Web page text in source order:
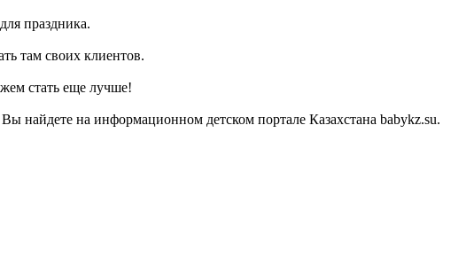
праздника.
там своих клиентов.
стать еще лучше!
на информационном детском портале Казахстана babykz.su.